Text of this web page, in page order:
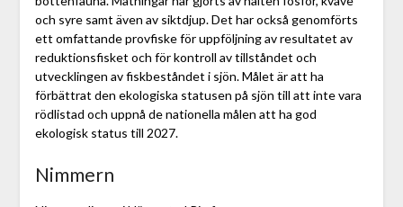
och syre samt även av siktdjup. Det har också genomförts
ett omfattande provfiske för uppföljning av resultatet av
reduktionsfisket och för kontroll av tillståndet och
utvecklingen av fiskbeståndet i sjön. Målet är att ha
förbättrat den ekologiska statusen på sjön till att inte vara
rödlistad och uppnå de nationella målen att ha god
ekologisk status till 2027.
Nimmern